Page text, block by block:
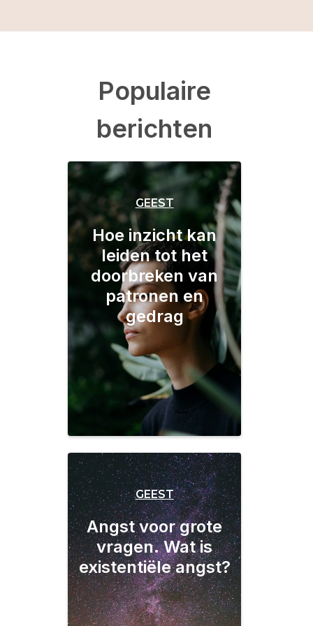
Populaire
berichten
GEEST
Hoe inzicht kan
leiden tot het
doorbreken van
patronen en
gedrag
GEEST
Angst voor grote
vragen. Wat is
existentiële angst?